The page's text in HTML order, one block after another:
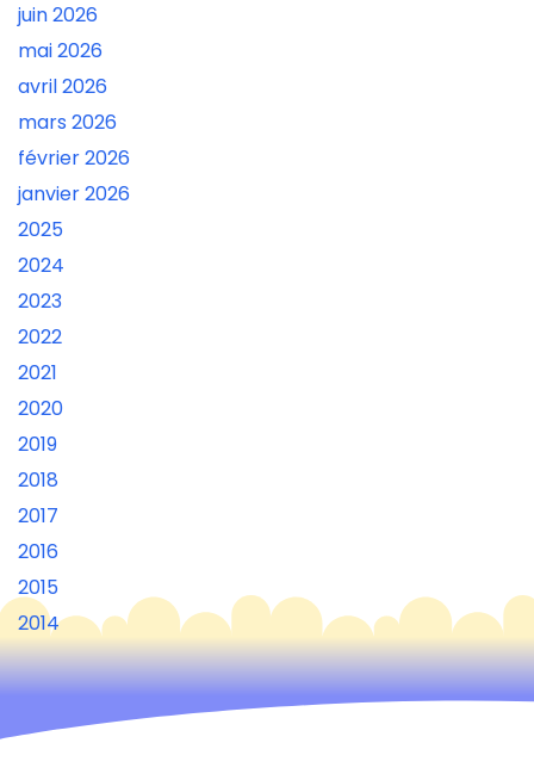
juin 2026
mai 2026
avril 2026
mars 2026
février 2026
janvier 2026
2025
2024
2023
2022
2021
2020
2019
2018
2017
2016
2015
2014